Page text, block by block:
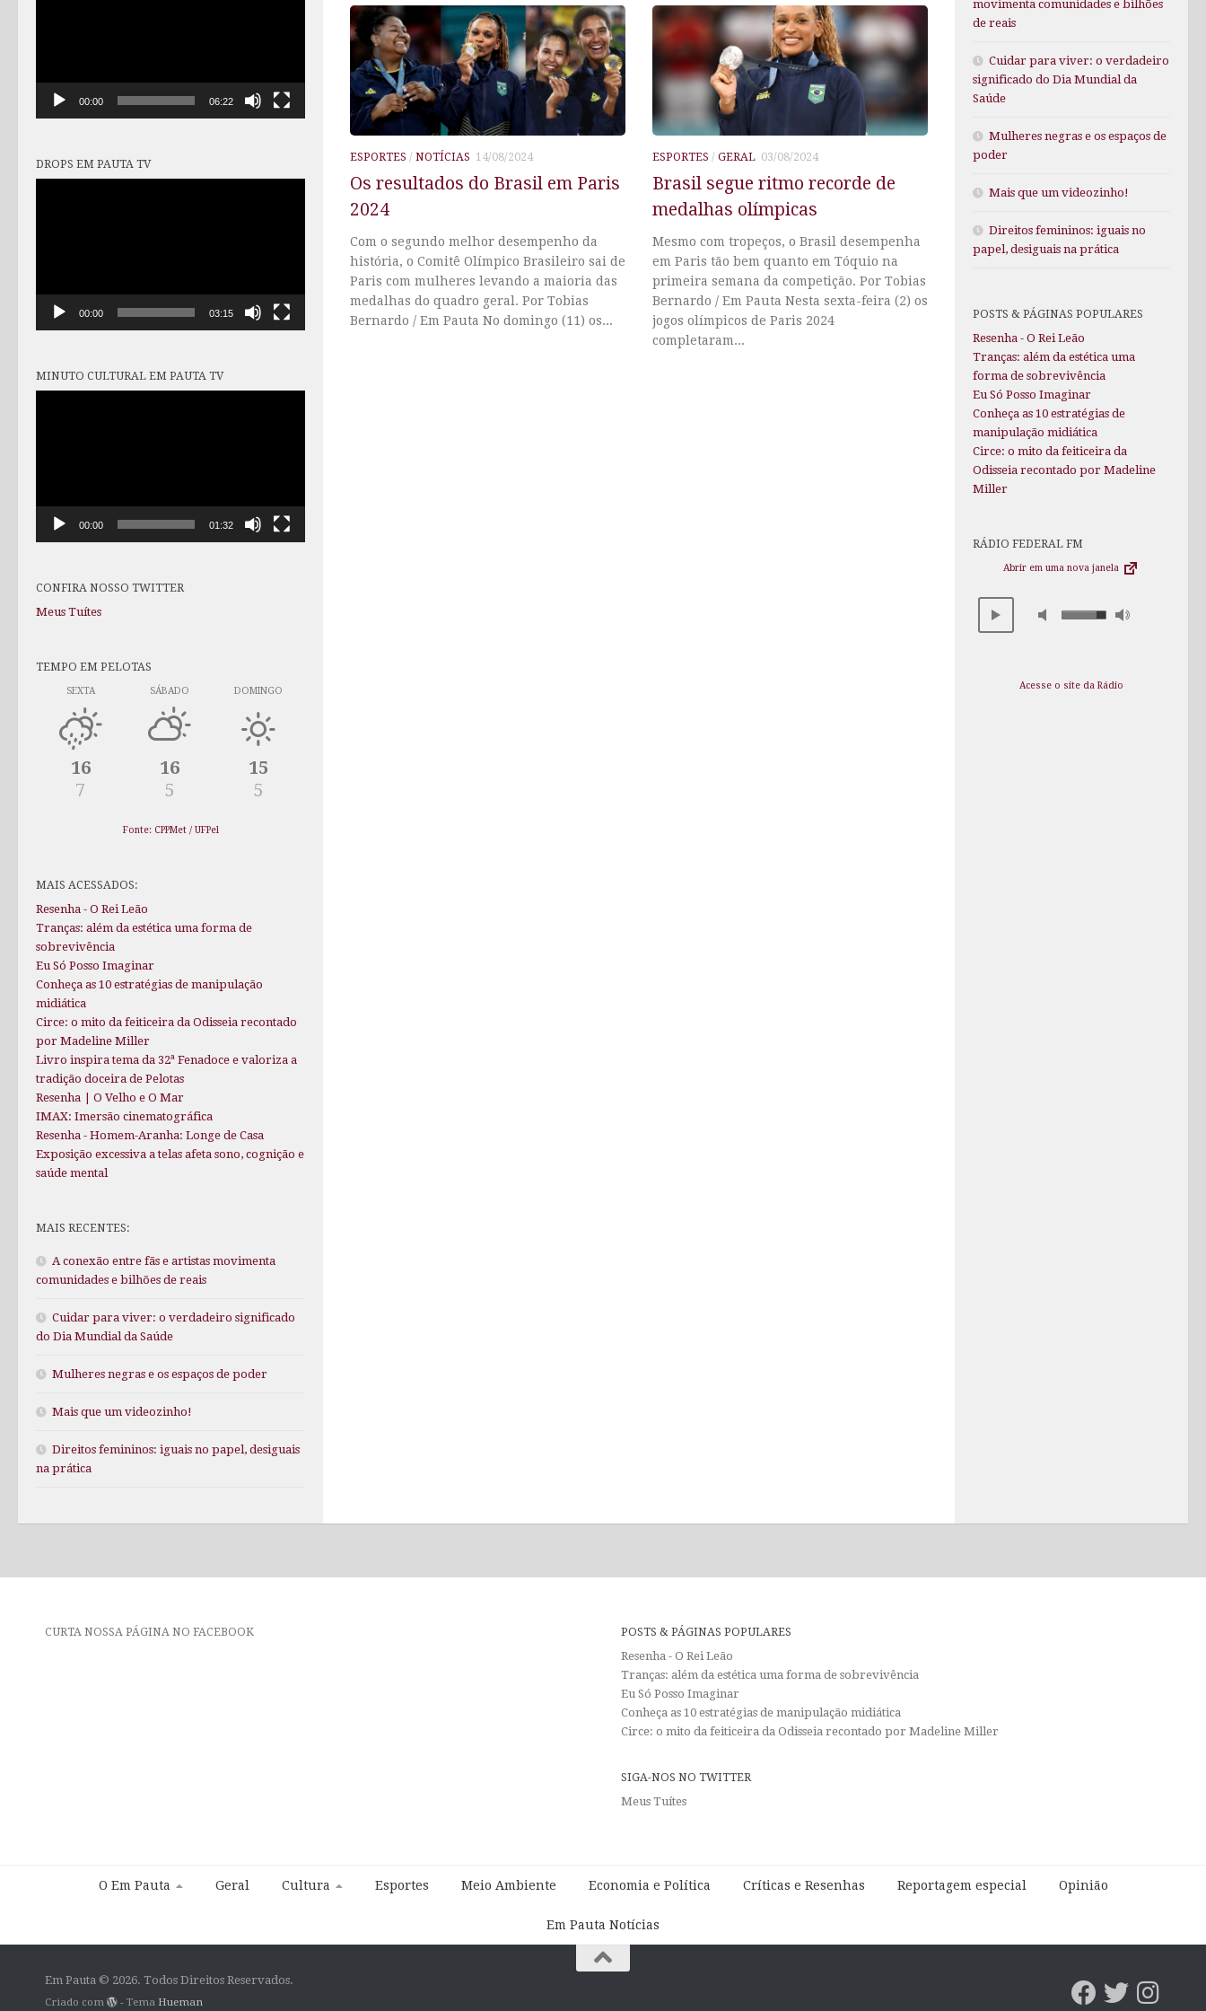
ESPORTES / NOTÍCIAS 14/08/2024
Os resultados do Brasil em Paris
2024
Com o segundo melhor desempenho da
história, o Comitê Olímpico Brasileiro sai de
Paris com mulheres levando a maioria das
medalhas do quadro geral. Por Tobias
Bernardo / Em Pauta No domingo (11) os...
ESPORTES / GERAL 03/08/2024
Brasil segue ritmo recorde de
medalhas olímpicas
Mesmo com tropeços, o Brasil desempenha
em Paris tão bem quanto em Tóquio na
primeira semana da competição. Por Tobias
Bernardo / Em Pauta Nesta sexta-feira (2) os
jogos olímpicos de Paris 2024
completaram...
00:00 06:22
DROPS EM PAUTA TV
00:00 03:15
MINUTO CULTURAL EM PAUTA TV
00:00 01:32
CONFIRA NOSSO TWITTER
Meus Tuítes
TEMPO EM PELOTAS
SEXTA
16
7
SÁBADO
16
5
DOMINGO
15
5
Fonte: CPPMet / UFPel
MAIS ACESSADOS:
Resenha - O Rei Leão
Tranças: além da estética uma forma de
sobrevivência
Eu Só Posso Imaginar
Conheça as 10 estratégias de manipulação
midiática
Circe: o mito da feiticeira da Odisseia recontado
por Madeline Miller
Livro inspira tema da 32ª Fenadoce e valoriza a
tradição doceira de Pelotas
Resenha | O Velho e O Mar
IMAX: Imersão cinematográfica
Resenha - Homem-Aranha: Longe de Casa
Exposição excessiva a telas afeta sono, cognição e
saúde mental
MAIS RECENTES:
A conexão entre fãs e artistas movimenta
comunidades e bilhões de reais
Cuidar para viver: o verdadeiro significado
do Dia Mundial da Saúde
Mulheres negras e os espaços de poder
Mais que um videozinho!
Direitos femininos: iguais no papel, desiguais
na prática
movimenta comunidades e bilhões
de reais
Cuidar para viver: o verdadeiro
significado do Dia Mundial da
Saúde
Mulheres negras e os espaços de
poder
Mais que um videozinho!
Direitos femininos: iguais no
papel, desiguais na prática
POSTS & PÁGINAS POPULARES
Resenha - O Rei Leão
Tranças: além da estética uma
forma de sobrevivência
Eu Só Posso Imaginar
Conheça as 10 estratégias de
manipulação midiática
Circe: o mito da feiticeira da
Odisseia recontado por Madeline
Miller
RÁDIO FEDERAL FM
Abrir em uma nova janela
Acesse o site da Rádio
CURTA NOSSA PÁGINA NO FACEBOOK
POSTS & PÁGINAS POPULARES
Resenha - O Rei Leão
Tranças: além da estética uma forma de sobrevivência
Eu Só Posso Imaginar
Conheça as 10 estratégias de manipulação midiática
Circe: o mito da feiticeira da Odisseia recontado por Madeline Miller
SIGA-NOS NO TWITTER
Meus Tuítes
O Em Pauta Geral Cultura Esportes Meio Ambiente Economia e Política Críticas e Resenhas Reportagem especial Opinião
Em Pauta Notícias
Em Pauta © 2026. Todos Direitos Reservados.
Criado com - Tema Hueman